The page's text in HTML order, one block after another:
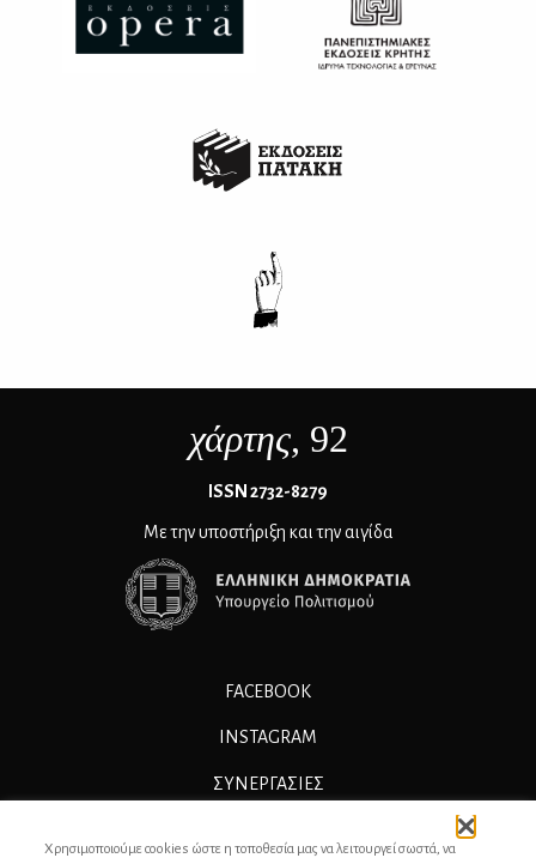
χάρτης, 92
ΙSSN 2732-8279
Με την υποστήριξη και την αιγίδα
FACEBOOK
INSTAGRAM
ΣΥΝΕΡΓΑΣΊΕΣ
Χρησιμοποιούμε cookies ώστε η τοποθεσία μας να λειτουργεί σωστά, να